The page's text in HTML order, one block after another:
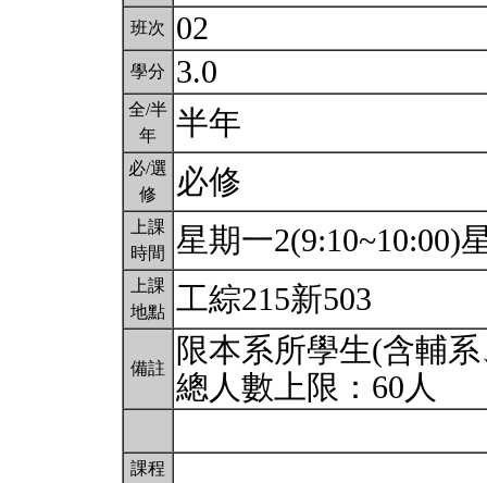
班次 02
學分 3.0
全/半
年
半年
必/選
修
必修
上課
時間
星期一2(9:10~10:00)
上課
地點 工綜215新503
備註
限本系所學生(含輔
總人數上限：60人
課程